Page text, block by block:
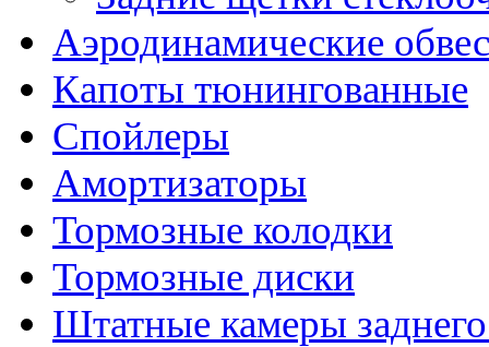
Аэродинамические
Капоты тюнингованные
Спойлеры
Амортизаторы
Тормозные колодки
Тормозные диски
Штатные камеры